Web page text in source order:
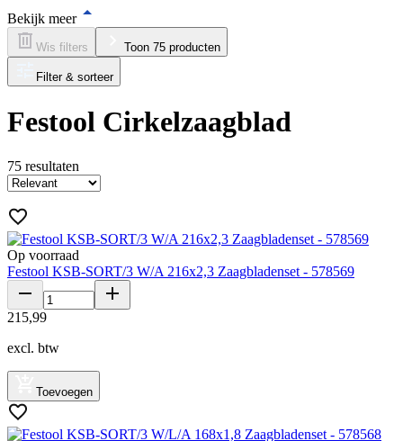
Bekijk meer
Wis filters Toon 75 producten
Filter & sorteer
Festool Cirkelzaagblad
75 resultaten
Op voorraad
Festool KSB-SORT/3 W/A 216x2,3 Zaagbladenset - 578569
215,99
excl. btw
Toevoegen